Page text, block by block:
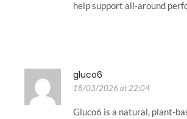
help support all-around
gluco6
18/03/2026 at 22:04
Gluco6 is a natural, plant-